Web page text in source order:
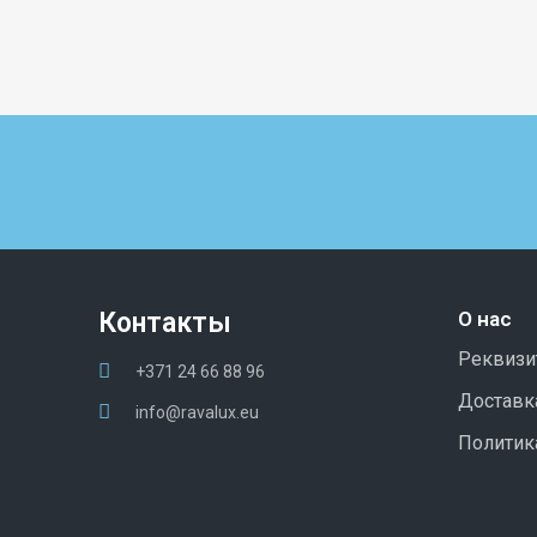
Контакты
+371 24 66 88 96
info@ravalux.eu
О нас